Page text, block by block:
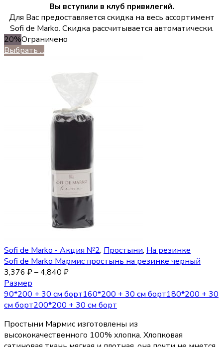
Вы вступили в клуб привилегий.
Для Вас предоставляется скидка на весь ассортимент
Sofi de Marko. Скидка рассчитывается автоматически.
20%Ограничено
Выбрать ...
Sofi de Marko - Акция №2, Простыни, На резинке
Sofi de Marko Мармис простынь на резинке черный
3,376 ₽–4,840 ₽
Размер
90*200 + 30 см борт160*200 + 30 см борт180*200 + 30
см борт200*200 + 30 см борт
Простыни Мармис изготовлены из
высококачественного 100% хлопка. Хлопковая